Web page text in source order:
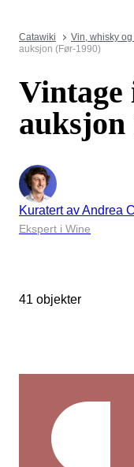
Catawiki Vin, whisky
auksjon (Før-1990)
Vintage
auksjon
Kuratert avAndrea
Ekspert i Wine
41 objekter